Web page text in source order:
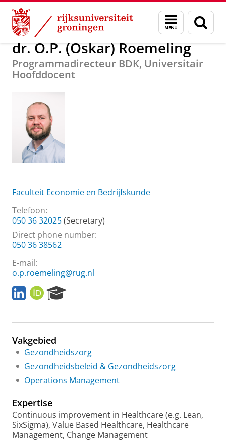
Skip
Content
Skip
Navigation
Menu
en
zoeken
Over ons dr. O.P. (Oskar) Roemeling
dr. O.P. (Oskar) Roemeling
Programmadirecteur BDK, Universitair
Hoofddocent
Faculteit Economie en Bedrijfskunde
Telefoon:
050 36 32025(Secretary)
Direct phone number:
050 36 38562
E-mail:
o.p.roemeling@rug.nl
L
i
k
d
I
n
O
R
I
e
c
h
P
o
a
l
Vakgebied
Gezondheidszorg
Gezondheidsbeleid & Gezondheidszorg
Operations Management
Expertise
Continuous improvement in Healthcare (e.g. Lean,
SixSigma), Value Based Healthcare, Healthcare
Management, Change Management